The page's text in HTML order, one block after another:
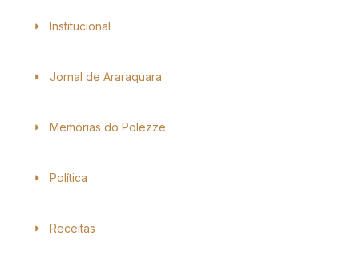
Institucional
Jornal de Araraquara
Memórias do Polezze
Política
Receitas